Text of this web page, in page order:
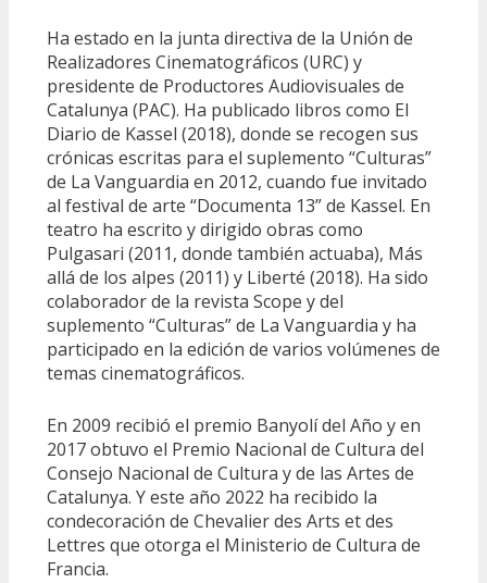
Ha estado en la junta directiva de la Unión de
Realizadores Cinematográficos (URC) y
presidente de Productores Audiovisuales de
Catalunya (PAC). Ha publicado libros como El
Diario de Kassel (2018), donde se recogen sus
crónicas escritas para el suplemento “Culturas”
de La Vanguardia en 2012, cuando fue invitado
al festival de arte “Documenta 13” de Kassel. En
teatro ha escrito y dirigido obras como
Pulgasari (2011, donde también actuaba), Más
allá de los alpes (2011) y Liberté (2018). Ha sido
colaborador de la revista Scope y del
suplemento “Culturas” de La Vanguardia y ha
participado en la edición de varios volúmenes de
temas cinematográficos.
En 2009 recibió el premio Banyolí del Año y en
2017 obtuvo el Premio Nacional de Cultura del
Consejo Nacional de Cultura y de las Artes de
Catalunya. Y este año 2022 ha recibido la
condecoración de Chevalier des Arts et des
Lettres que otorga el Ministerio de Cultura de
Francia.